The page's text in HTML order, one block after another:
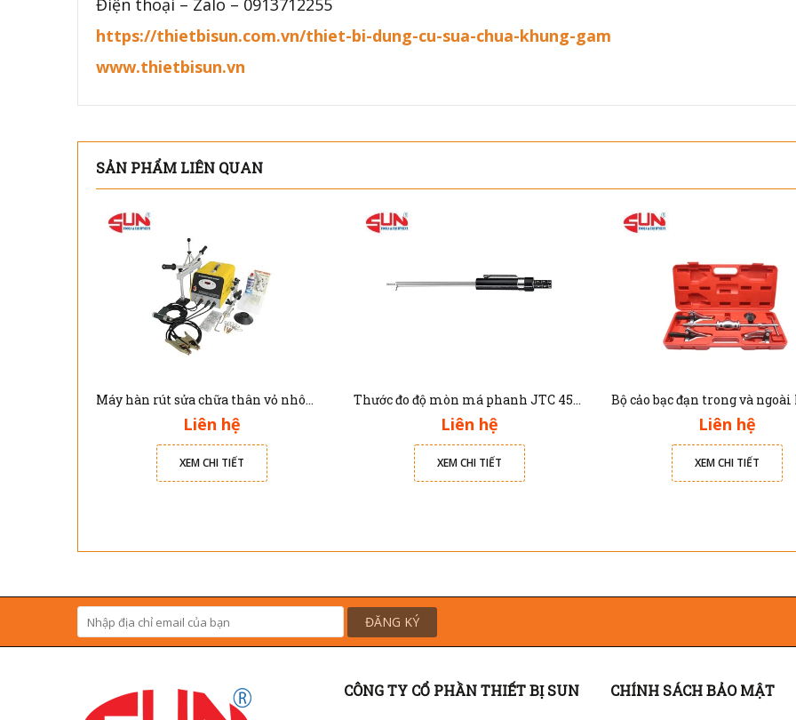
Điện thoại – Zalo – 0913712255
https://thietbisun.com.vn/thiet-bi-dung-cu-sua-chua-khung-gam
www.thietbisun.vn
SẢN PHẨM LIÊN QUAN
Máy hàn rút sửa chữa thân vỏ nhôm xe ô tô Solary AL7E
Liên hệ
XEM CHI TIẾT
Thước đo độ mòn má phanh JTC 4564
Liên hệ
XEM CHI TIẾT
Liên hệ
XEM CHI TIẾT
ĐĂNG KÝ
CÔNG TY CỔ PHẦN THIẾT BỊ SUN CHÍNH SÁCH BẢO MẬT